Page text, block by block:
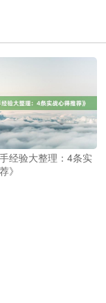
手经验大整理：4条实
》